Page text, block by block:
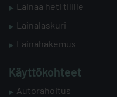
Lainaa heti tilille
Lainalaskuri
Lainahakemus
Käyttökohteet
Autorahoitus